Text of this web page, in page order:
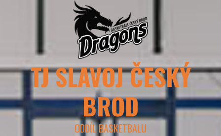
TJ SLAVOJ ČESKÝ
BROD
ODDÍL BASKETBALU